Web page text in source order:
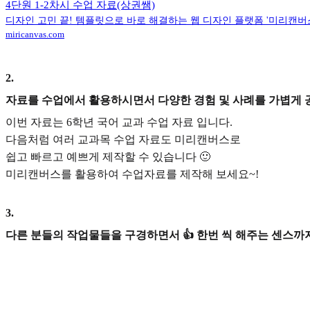
4단원 1-2차시 수업 자료(상권쌤)
디자인 고민 끝! 템플릿으로 바로 해결하는 웹 디자인 플랫폼 '미리캔버
miricanvas.com
2.
자료를 수업에서 활용하시면서 다양한 경험 및 사례를 가볍게
이번 자료는 6학년 국어 교과 수업 자료 입니다.
다음처럼 여러 교과목 수업 자료도 미리캔버스로
쉽고 빠르고 예쁘게 제작할 수 있습니다 🙂
미리캔버스를 활용하여 수업자료를 제작해 보세요~!
3.
다른 분들의 작업물들을 구경하면서 👍 한번 씩 해주는 센스까